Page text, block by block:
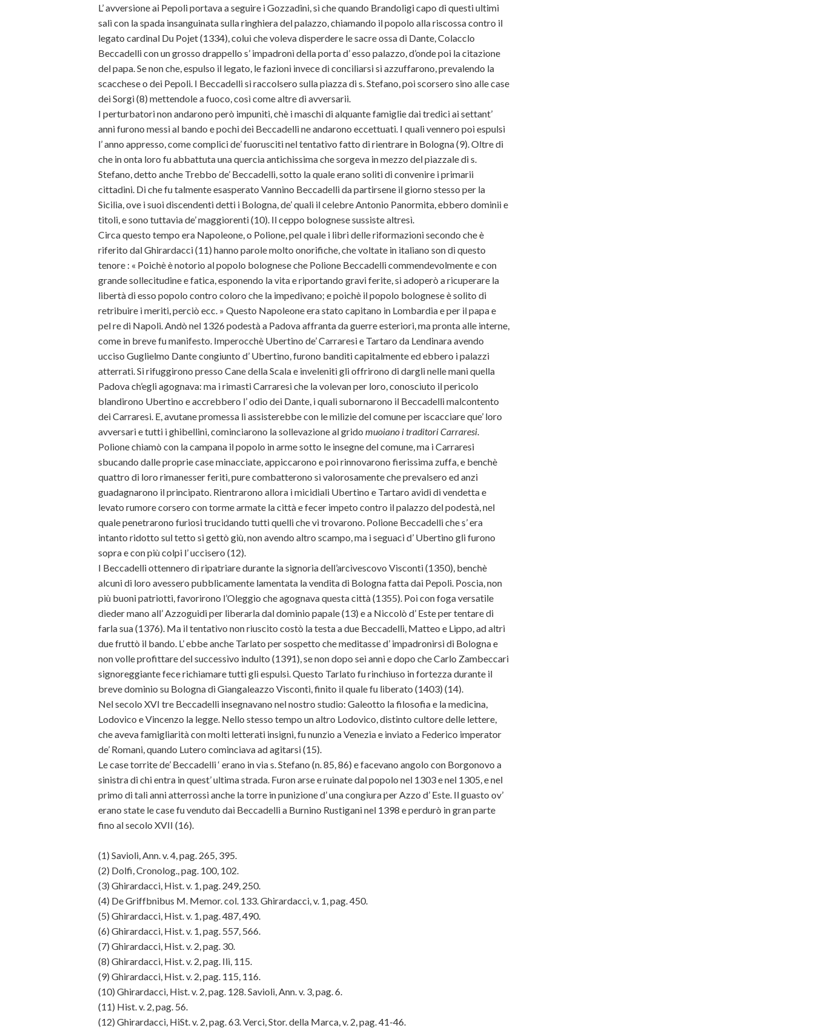
L’ avversione ai Pepoli portava a seguire i Gozzadini, sì che quando Brandoligi capo di questi ultimi
salì con la spada insanguinata sulla ringhiera del palazzo, chiamando il popolo alla riscossa contro il
legato cardinal Du Pojet (1334), colui che voleva disperdere le sacre ossa di Dante, Colacclo
Beccadelli con un grosso drappello s’ impadronì della porta d’ esso palazzo, d’onde poi la citazione
del papa. Se non che, espulso il legato, le fazioni invece di conciliarsi si azzuffarono, prevalendo la
scacchese o dei Pepoli. I Beccadelli si raccolsero sulla piazza di s. Stefano, poi scorsero sino alle case
dei Sorgi (8) mettendole a fuoco, così come altre di avversarii.
I perturbatori non andarono però impuniti, chè i maschi di alquante famiglie dai tredici ai settant’
anni furono messial bando e pochi dei Beccadelli ne andarono eccettuati. I quali vennero poi espulsi
l’ anno appresso, come complici de’ fuorusciti nel tentativo fatto di rientrare in Bologna (9). Oltre di
che in onta loro fu abbattuta una quercia antichissima che sorgeva in mezzo del piazzale di s.
Stefano, detto anche Trebbo de’ Beccadelli, sotto la quale erano soliti di convenire i primarii
cittadini. Di che fu talmente esasperato Vannino Beccadelli da partirsene il giorno stesso per la
Sicilia, ove i suoi discendenti detti i Bologna, de’ quali il celebre Antonio Panormita, ebbero dominii e
titoli, e sono tuttavia de’ maggiorenti (10). Il ceppo bolognese sussiste altresì.
Circa questo tempo era Napoleone, o Polione, pel quale i libri delle riformazioni secondo che è
riferito dal Ghirardacci (11) hanno parole molto onorifiche, che voltate in italiano son di questo
tenore : « Poichè è notorio al popolo bolognese che Polione Beccadelli commendevolmente e con
grande sollecitudine e fatica, esponendo la vita e riportando gravi ferite, si adoperò a ricuperare la
libertà di esso popolo contro coloro che la impedivano; e poichè il popolo bolognese è solito di
retribuire i meriti, perciò ecc. » Questo Napoleone era stato capitano in Lombardia e per il papa e
pel re di Napoli. Andò nel 1326 podestà a Padova affranta da guerre esteriori, ma pronta alle interne,
come in breve fu manifesto. Imperocchè Ubertino de’ Carraresi e Tartaro da Lendinara avendo
ucciso Guglielmo Dante congiunto d’ Ubertino, furono banditi capitalmente ed ebbero i palazzi
atterrati. Si rifuggirono presso Cane della Scala e inveleniti gli offrirono di dargli nelle mani quella
Padova ch’egli agognava: ma i rimasti Carraresi che la volevan per loro, conosciuto il pericolo
blandirono Ubertino e accrebbero l’ odio dei Dante, i quali subornarono il Beccadelli malcontento
dei Carraresi. E, avutane promessa li assisterebbe con le milizie del comune per iscacciare que’ loro
avversari e tutti i ghibellini, cominciarono la sollevazione al grido muoiano i traditori Carraresi.
Polione chiamò con la campana il popolo in arme sotto le insegne del comune, ma i Carraresi
sbucando dalle proprie case minacciate, appiccarono e poi rinnovarono fierissima zuffa, e benchè
quattro di loro rimanesser feriti, pure combatterono sì valorosamente che prevalsero ed anzi
guadagnarono il principato. Rientrarono allora i micidiali Ubertino e Tartaro avidi di vendetta e
levato rumore corsero con torme armate la città e fecer impeto contro il palazzo del podestà, nel
quale penetrarono furiosi trucidando tutti quelli che vi trovarono. Polione Beccadelli che s’ era
intanto ridotto sul tetto si gettò giù, non avendo altro scampo, ma i seguaci d’ Ubertino gli furono
sopra e con più colpi l’ uccisero (12).
I Beccadelli ottennero di ripatriare durante la signoria dell’arcivescovo Visconti (1350), benchè
alcuni di loro avessero pubblicamente lamentata la vendita di Bologna fatta dai Pepoli. Poscia, non
più buoni patriotti, favorirono l’Oleggio che agognava questa città (1355). Poi con foga versatile
dieder mano all’ Azzoguidi per liberarla dal dominio papale (13) e a Niccolò d’ Este per tentare di
farla sua (1376). Ma il tentativo non riuscito costò la testa a due Beccadelli, Matteo e Lippo, ad altri
due fruttò il bando. L’ ebbe anche Tarlato per sospetto che meditasse d’ impadronirsi di Bologna e
non volle profittare del successivo indulto (1391), se non dopo sei anni e dopo che Carlo Zambeccari
signoreggiantefece richiamare tutti gli espulsi. Questo Tarlato fu rinchiuso in fortezza durante il
breve dominio su Bologna di Giangaleazzo Visconti, finito il quale fu liberato (1403) (14).
Nel secolo XVI tre Beccadelli insegnavano nel nostro studio: Galeotto la filosofia e la medicina,
Lodovico e Vincenzo la legge. Nello stesso tempo un altro Lodovico, distinto cultore delle lettere,
che aveva famigliarità con molti letterati insigni, fu nunzio a Venezia e inviato a Federico imperator
de’ Romani, quando Lutero cominciava ad agitarsi (15).
Le case torrite de’ Beccadelli ‘ erano in via s. Stefano (n. 85, 86) e facevano angolo con Borgonovo a
sinistra di chi entra in quest’ ultima strada. Furon arse e ruinate dal popolo nel 1303 e nel 1305, e nel
primo di tali anni atterrossi anche la torre in punizione d’ una congiura per Azzo d’ Este. Il guasto ov’
erano state le case fu venduto dai Beccadelli a Burnino Rustigani nel 1398 e perdurò in gran parte
fino al secolo XVII (16).
(1) Savioli, Ann. v. 4, pag. 265, 395.
(2) Dolfi, Cronolog., pag. 100, 102.
(3) Ghirardacci, Hist. v. 1, pag. 249, 250.
(4) De Griffbnibus M. Memor. col. 133. Ghirardacci, v. 1, pag. 450.
(5) Ghirardacci, Hist. v. 1, pag. 487, 490.
(6) Ghirardacci, Hist. v. 1, pag. 557, 566.
(7) Ghirardacci, Hist. v. 2, pag. 30.
(8) Ghirardacci, Hist. v. 2, pag. Ili, 115.
(9) Ghirardacci, Hist. v. 2, pag. 115, 116.
(10) Ghirardacci, Hist. v. 2, pag. 128. Savioli, Ann. v. 3, pag. 6.
(11) Hist. v. 2, pag. 56.
(12) Ghirardacci, HiSt. v. 2, pag. 63. Verci, Stor. della Marca, v. 2, pag. 41-46.